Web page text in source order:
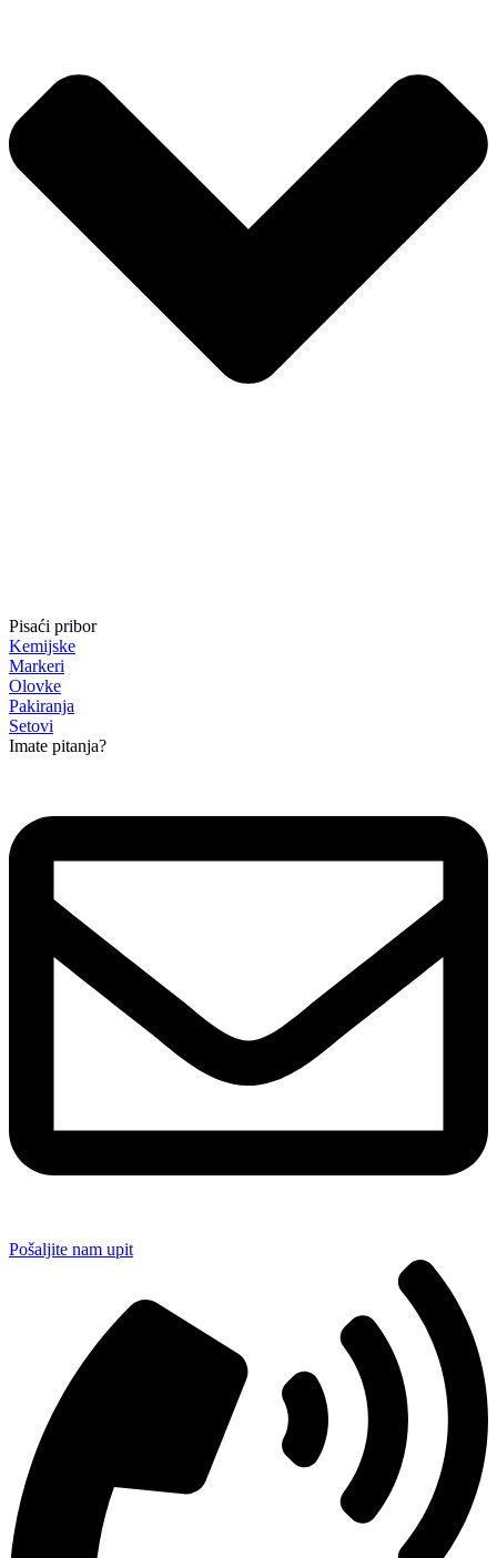
Pisaći pribor
Kemijske
Markeri
Olovke
Pakiranja
Setovi
Imate pitanja?
Pošaljite nam upit